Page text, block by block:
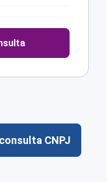
CNPJ